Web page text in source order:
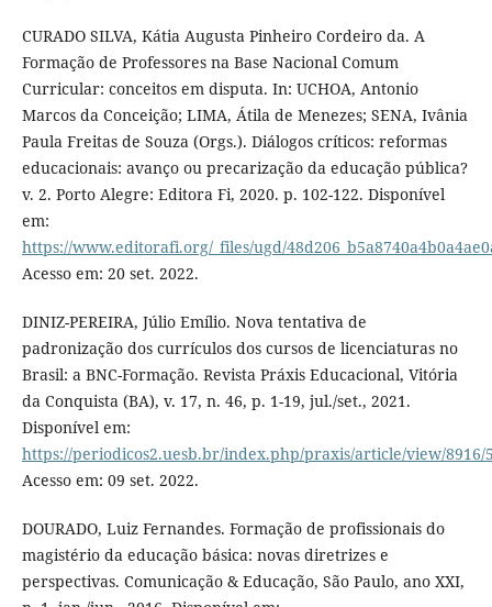
CURADO SILVA, Kátia Augusta Pinheiro Cordeiro da. A
Formação de Professores na Base Nacional Comum
Curricular: conceitos em disputa. In: UCHOA, Antonio
Marcos da Conceição; LIMA, Átila de Menezes; SENA, Ivânia
Paula Freitas de Souza (Orgs.). Diálogos críticos: reformas
educacionais: avanço ou precarização da educação pública?
v. 2. Porto Alegre: Editora Fi, 2020. p. 102-122. Disponível
em:
https://www.editorafi.org/_files/ugd/
Acesso em: 20 set. 2022.
DINIZ-PEREIRA, Júlio Emílio. Nova tentativa de
padronização dos currículos dos cursos de licenciaturas no
Brasil: a BNC-Formação. Revista Práxis Educacional, Vitória
da Conquista (BA), v. 17, n. 46, p. 1-19, jul./set., 2021.
Disponível em:
https://periodicos2.uesb.br/index.php/praxis/article/view/8916/
Acesso em: 09 set. 2022.
DOURADO, Luiz Fernandes. Formação de profissionais do
magistério da educação básica: novas diretrizes e
perspectivas. Comunicação & Educação, São Paulo, ano XXI,